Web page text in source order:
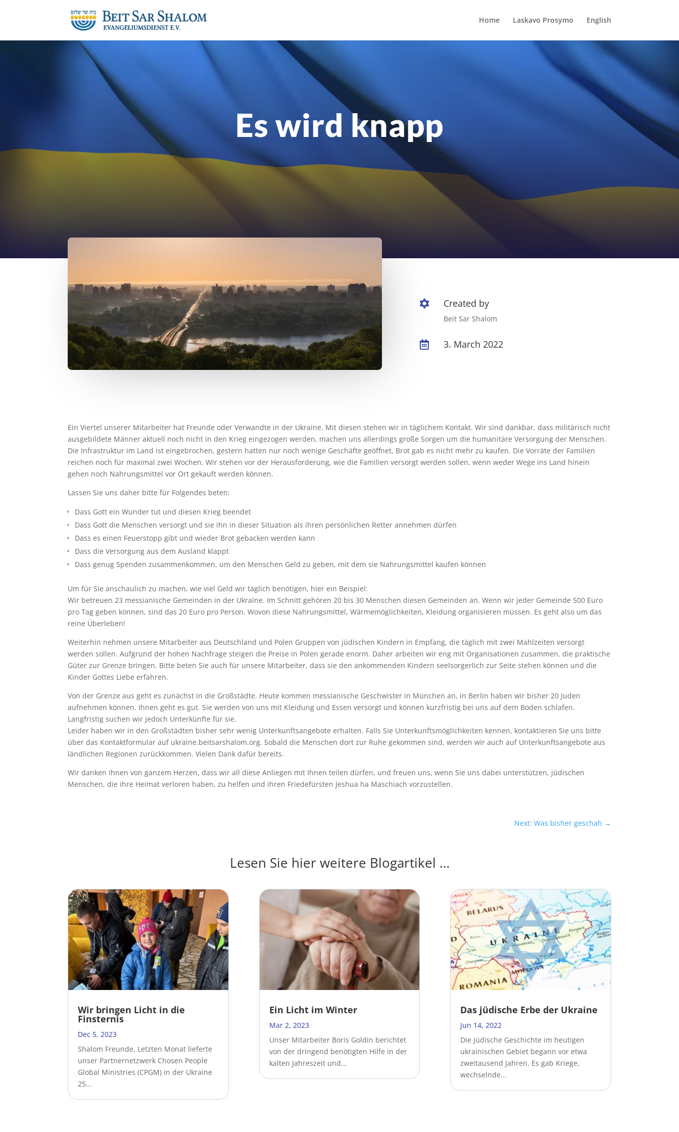
Home Laskavo Prosymo English
Es wird knapp
 Created by
Beit Sar Shalom
 3. March 2022
Ein Viertel unserer Mitarbeiter hat Freunde oder Verwandte in der Ukraine. Mit diesen stehen wir in täglichem Kontakt. Wir sind dankbar, dass militärisch nicht
ausgebildete Männer aktuell noch nicht in den Krieg eingezogen werden, machen uns allerdings große Sorgen um die humanitäre Versorgung der Menschen.
Die Infrastruktur im Land ist eingebrochen, gestern hatten nur noch wenige Geschäfte geöffnet, Brot gab es nicht mehr zu kaufen. Die Vorräte der Familien
reichen noch für maximal zwei Wochen. Wir stehen vor der Herausforderung, wie die Familien versorgt werden sollen, wenn weder Wege ins Land hinein
gehen noch Nahrungsmittel vor Ort gekauft werden können.
Lassen Sie uns daher bitte für Folgendes beten:
Dass Gott ein Wunder tut und diesen Krieg beendet
Dass Gott die Menschen versorgt und sie ihn in dieser Situation als ihren persönlichen Retter annehmen dürfen
Dass es einen Feuerstopp gibt und wieder Brot gebacken werden kann
Dass die Versorgung aus dem Ausland klappt
Dass genug Spenden zusammenkommen, um den Menschen Geld zu geben, mit dem sie Nahrungsmittel kaufen können
Um für Sie anschaulich zu machen, wie viel Geld wir täglich benötigen, hier ein Beispiel:
Wir betreuen 23 messianische Gemeinden in der Ukraine. Im Schnitt gehören 20 bis 30 Menschen diesen Gemeinden an. Wenn wir jeder Gemeinde 500 Euro
pro Tag geben können, sind das 20 Euro pro Person. Wovon diese Nahrungsmittel, Wärmemöglichkeiten, Kleidung organisieren müssen. Es geht also um das
reine Überleben!
Weiterhin nehmen unsere Mitarbeiter aus Deutschland und Polen Gruppen von jüdischen Kindern in Empfang, die täglich mit zwei Mahlzeiten versorgt
werden sollen. Aufgrund der hohen Nachfrage steigen die Preise in Polen gerade enorm. Daher arbeiten wir eng mit Organisationen zusammen, die praktische
Güter zur Grenze bringen. Bitte beten Sie auch für unsere Mitarbeiter, dass sie den ankommenden Kindern seelsorgerlich zur Seite stehen können und die
Kinder Gottes Liebe erfahren.
Von der Grenze aus geht es zunächst in die Großstädte. Heute kommen messianische Geschwister in München an, in Berlin haben wir bisher 20 Juden
aufnehmen können. Ihnen geht es gut. Sie werden von uns mit Kleidung und Essen versorgt und können kurzfristig bei uns auf dem Boden schlafen.
Langfristig suchen wir jedoch Unterkünfte für sie.
Leider haben wir in den Großstädten bisher sehr wenig Unterkunftsangebote erhalten. Falls Sie Unterkunftsmöglichkeiten kennen, kontaktieren Sie uns bitte
über das Kontaktformular auf ukraine.beitsarshalom.org. Sobald die Menschen dort zur Ruhe gekommen sind, werden wir auch auf Unterkunftsangebote aus
ländlichen Regionen zurückkommen. Vielen Dank dafür bereits.
Wir danken Ihnen von ganzem Herzen, dass wir all diese Anliegen mit Ihnen teilen dürfen, und freuen uns, wenn Sie uns dabei unterstützen, jüdischen
Menschen, die ihre Heimat verloren haben, zu helfen und ihren Friedefürsten Jeshua ha Maschiach vorzustellen.
Next: Was bisher geschah →
Lesen Sie hier weitere Blogartikel …
Wir bringen Licht in die
Finsternis
Dec 5, 2023
Shalom Freunde, Letzten Monat lieferte
unser Partnernetzwerk Chosen People
Global Ministries (CPGM) in der Ukraine
25...
Ein Licht im Winter
Mar 2, 2023
Unser Mitarbeiter Boris Goldin berichtet
von der dringend benötigten Hilfe in der
kalten Jahreszeit und...
Das jüdische Erbe der Ukraine
Jun 14, 2022
Die jüdische Geschichte im heutigen
ukrainischen Gebiet begann vor etwa
zweitausend Jahren. Es gab Kriege,
wechselnde...